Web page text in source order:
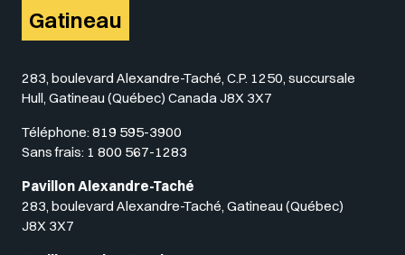
Gatineau
283, boulevard Alexandre-Taché, C.P. 1250, succursale
Hull, Gatineau (Québec) Canada J8X 3X7
Téléphone: 819 595-3900
Sans frais: 1 800 567-1283
Pavillon Alexandre-Taché
283, boulevard Alexandre-Taché, Gatineau (Québec)
J8X 3X7